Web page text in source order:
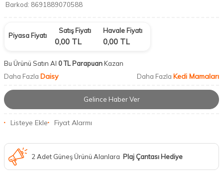
Barkod: 8691889070588
Piyasa Fiyatı
Satış Fiyatı
0,00 TL
Havale Fiyatı
0,00 TL
Bu Ürünü Satın Al 0 TL ParapuanKazan
Daha Fazla Daisy Daha Fazla Kedi Mamaları
Gelince Haber Ver
Listeye Ekle Fiyat Alarmı
2 Adet Güneş Ürünü Alanlara Plaj Çantası Hediye